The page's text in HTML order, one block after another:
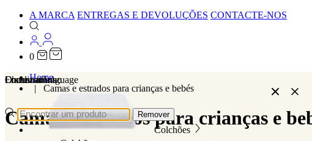
A MARCA ENTREGAS E DEVOLUÇÕES CONTACTE-NOS
0
Colchões
Localizations
Choose a language
Encontrar
Remover
O seu carrinho
Home
Camas e estrados para crianças e bebés
Camas e estrados para crianças e